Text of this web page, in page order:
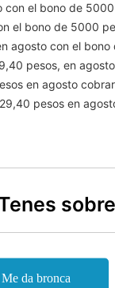
el bono de
el bono de 5000
agosto con el
pesos, en
en agosto
pesos en